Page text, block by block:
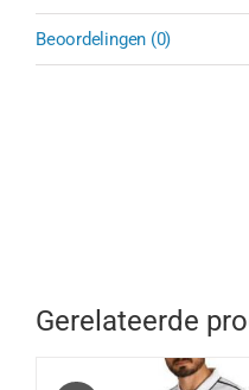
Beoordelingen (0)
Gerelateerde